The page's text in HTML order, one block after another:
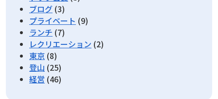
ブログ (3)
プライベート (9)
ランチ (7)
レクリエーション (2)
東京 (8)
登山 (25)
経営 (46)